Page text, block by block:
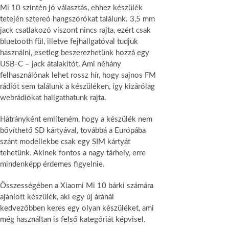
Mi 10 szintén jó választás, ehhez készülék
tetején sztereó hangszórókat találunk. 3,5 mm
jack csatlakozó viszont nincs rajta, ezért csak
bluetooth fül, illetve fejhallgatóval tudjuk
használni, esetleg beszerezhetünk hozzá egy
USB-C – jack átalakítót. Ami néhány
felhasználónak lehet rossz hír, hogy sajnos FM
rádiót sem találunk a készüléken, így kizárólag
webrádiókat hallgathatunk rajta.
Hátrányként említeném, hogy a készülék nem
bővíthető SD kártyával, továbbá a Európába
szánt modellekbe csak egy SIM kártyát
tehetünk. Akinek fontos a nagy tárhely, erre
mindenképp érdemes figyelnie.
Összességében a Xiaomi Mi 10 bárki számára
ajánlott készülék, aki egy új áránál
kedvezőbben keres egy olyan készüléket, ami
még használtan is felső kategóriát képvisel.